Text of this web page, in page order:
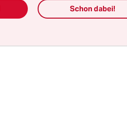
Schon dabei!